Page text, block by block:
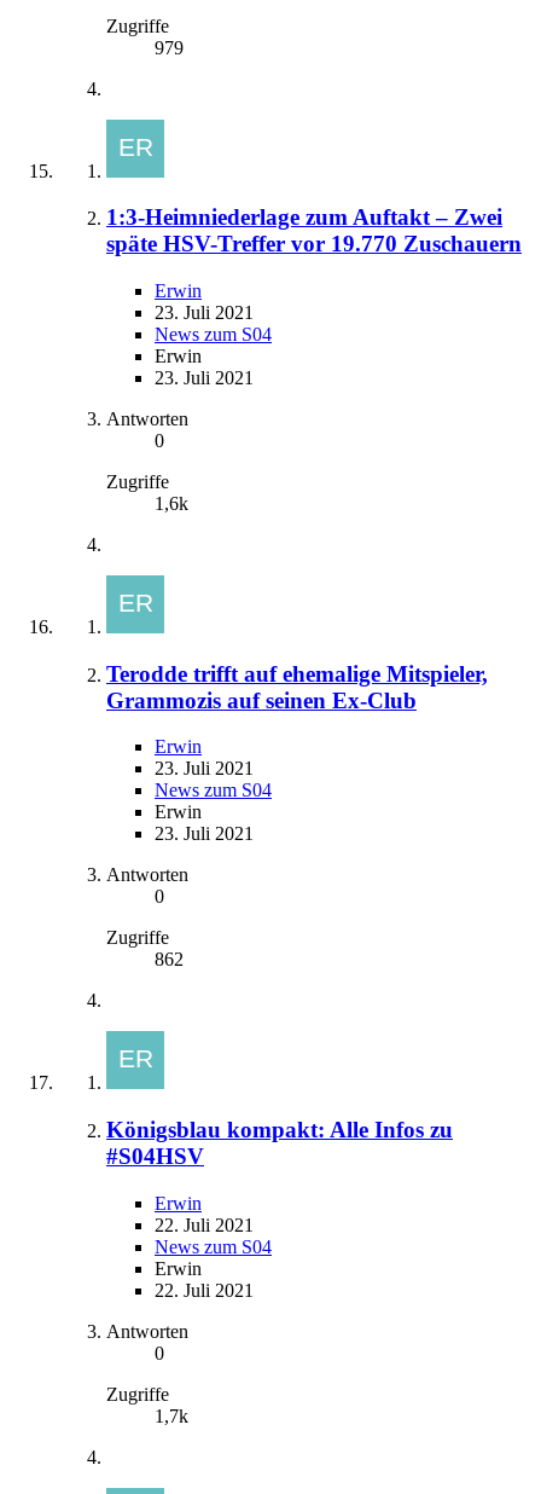
Zugriffe
979
1:3-Heimniederlage zum Auftakt – Zwei
späte HSV-Treffer vor 19.770 Zuschauern
Erwin
23. Juli 2021
News zum S04
Erwin
23. Juli 2021
Antworten
0
Zugriffe
1,6k
Terodde trifft auf ehemalige Mitspieler,
Grammozis auf seinen Ex-Club
Erwin
23. Juli 2021
News zum S04
Erwin
23. Juli 2021
Antworten
0
Zugriffe
862
Königsblau kompakt: Alle Infos zu
#S04HSV
Erwin
22. Juli 2021
News zum S04
Erwin
22. Juli 2021
Antworten
0
Zugriffe
1,7k